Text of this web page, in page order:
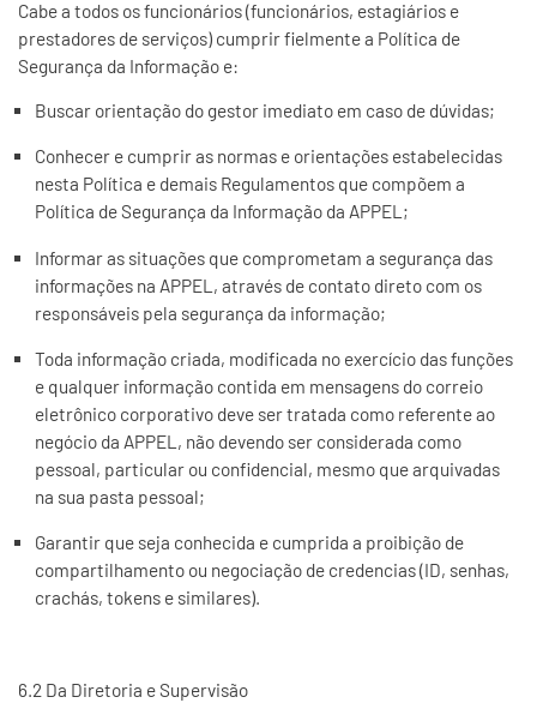
Cabe a todos os funcionários (funcionários, estagiários e
prestadores de serviços) cumprir fielmente a Política de
Segurança da Informação e:
Buscar orientação do gestor imediato em caso de dúvidas;
Conhecer e cumprir as normas e orientações estabelecidas
nesta Política e demais Regulamentos que compõem a
Política de Segurança da Informação da APPEL;
Informar as situações que comprometam a segurança das
informações na APPEL, através de contato direto com os
responsáveis pela segurança da informação;
Toda informação criada, modificada no exercício das funções
e qualquer informação contida em mensagens do correio
eletrônico corporativo deve ser tratada como referente ao
negócio da APPEL, não devendo ser considerada como
pessoal, particular ou confidencial, mesmo que arquivadas
na sua pasta pessoal;
Garantir que seja conhecida e cumprida a proibição de
compartilhamento ou negociação de credencias (ID, senhas,
crachás, tokens e similares).
6.2 Da Diretoria e Supervisão